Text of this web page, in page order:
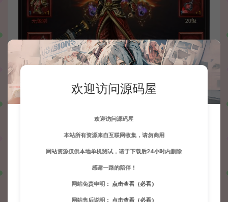
欢迎访问源码屋
欢迎访问源码屋
本站所有资源来自互联网收集，请勿商用
网站资源仅供本地单机测试，请于下载后24小时内删除
感谢一路的陪伴！
网站免责申明： 点击查看（必看）
网站售后说明： 点击查看（必看）